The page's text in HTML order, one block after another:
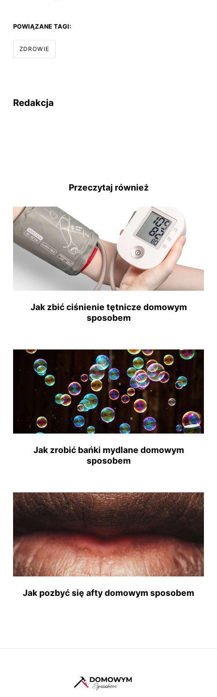
POWIĄZANE TAGI:
ZDROWIE
Redakcja
Przeczytaj również
Jak zbić ciśnienie tętnicze domowym
sposobem
Jak zrobić bańki mydlane domowym
sposobem
Jak pozbyć się afty domowym sposobem